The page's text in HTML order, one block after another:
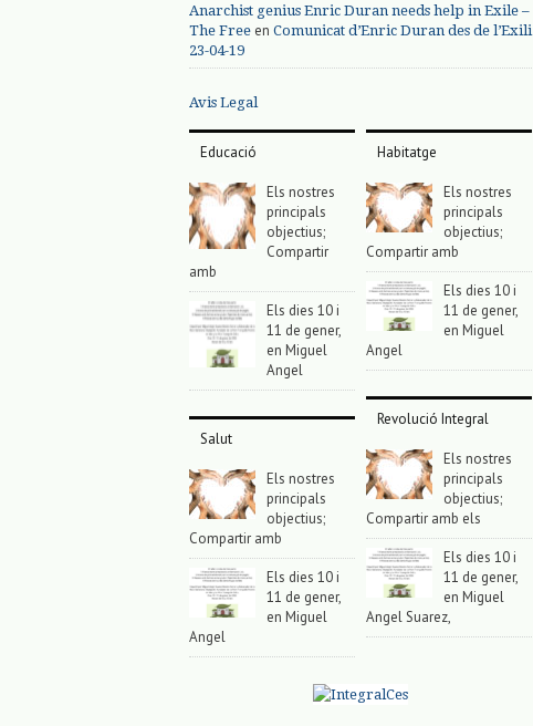
Anarchist genius Enric Duran needs help in Exile –
The Free en Comunicat d’Enric Duran des de l’Exili
23-04-19
Avis Legal
Educació
Els nostres
principals
objectius;
Compartir
amb
Els dies 10 i
11 de gener,
en Miguel
Angel
Salut
Els nostres
principals
objectius;
Compartir amb
Els dies 10 i
11 de gener,
en Miguel
Angel
Habitatge
Els nostres
principals
objectius;
Compartir amb
Els dies 10 i
11 de gener,
en Miguel
Angel
Revolució Integral
Els nostres
principals
objectius;
Compartir amb els
Els dies 10 i
11 de gener,
en Miguel
Angel Suarez,